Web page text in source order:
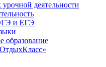
деятельности
и ЕГЭ
образование